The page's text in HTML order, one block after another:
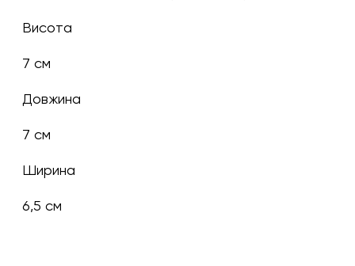
Висота
7 см
Довжина
7 см
Ширина
6,5 см